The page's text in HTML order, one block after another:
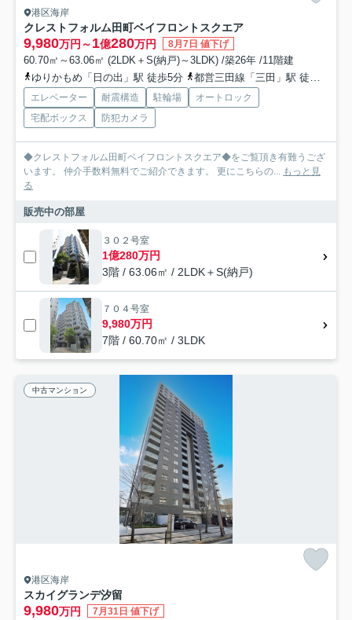
港区海岸
クレストフォルム田町ベイフロントスクエア
9,980万円～1億280万円 8月7日 値下げ
60.70㎡～63.06㎡ (2LDK＋S(納戸)～3LDK) /築26年 /11階建
ゆりかもめ「日の出」駅 徒歩5分
都営三田線「三田」駅 徒歩14分
エレベーター 耐震構造 駐輪場
オートロック
宅配ボックス
防犯カメラ
◆クレストフォルム田町ベイフロントスクエア◆をご覧頂き有難うござ
います。 仲介手数料無料でご紹介できます。 更にこちらの... もっと見
る
販売中の部屋
３０２号室
1億280万円
3階 / 63.06㎡ / 2LDK＋S(納戸)
７０４号室
9,980万円
7階 / 60.70㎡ / 3LDK
中古マンション
港区海岸
スカイグランデ汐留
9,980万円 7月31日 値下げ